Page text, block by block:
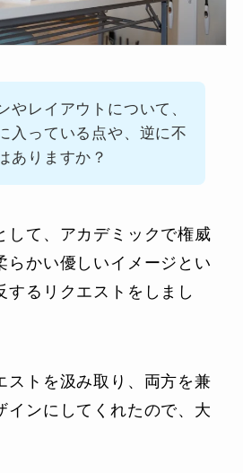
やレイアウトについて、
入っている点や、逆に不
ありますか？
して、アカデミックで権威
らかい優しいイメージとい
するリクエストをしまし
ストを汲み取り、両方を兼
インにしてくれたので、大